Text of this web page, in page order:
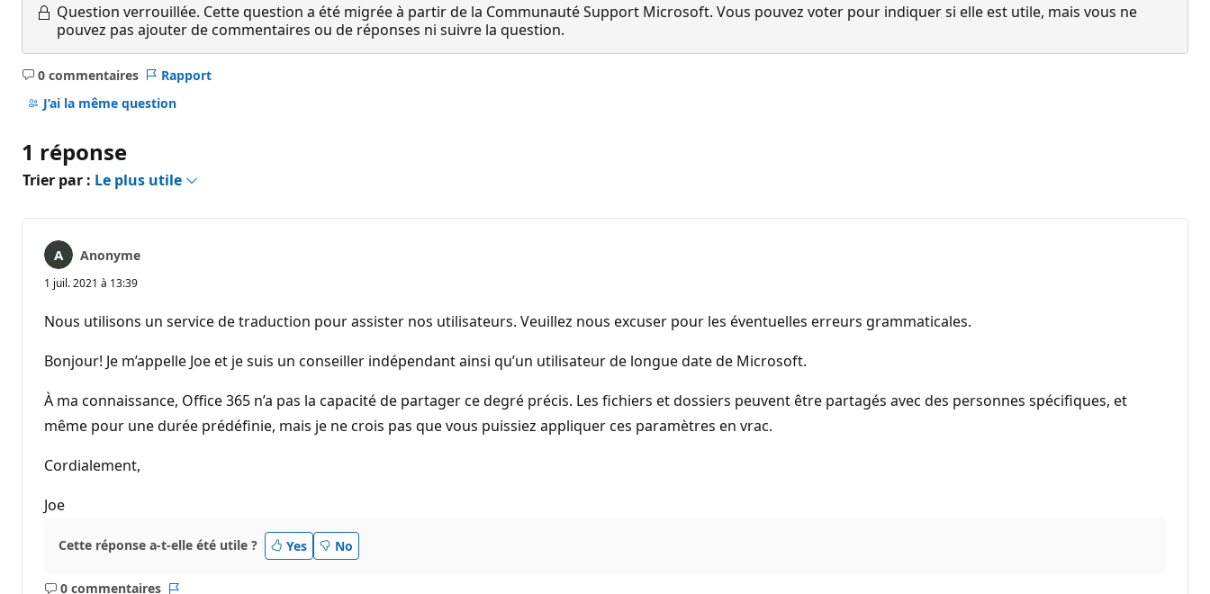
Question verrouillée. Cette question a été migrée à partir de la Communauté Support Microsoft. Vous pouvez voter pour indiquer si elle est utile, mais vous ne
pouvez pas ajouter de commentaires ou de réponses ni suivre la question.
0 commentaires
Aucun
commentaire
Rapport
J’ai la même question
1 réponse
Trier par : Le plus utile
Anonyme
1 juil. 2021 à 13:39
Nous utilisons un service de traduction pour assister nos utilisateurs. Veuillez nous excuser pour les éventuelles erreurs grammaticales.
Bonjour! Je m’appelle Joe et je suis un conseiller indépendant ainsi qu’un utilisateur de longue date de Microsoft.
À ma connaissance, Office 365 n’a pas la capacité de partager ce degré précis. Les fichiers et dossiers peuvent être partagés avec des personnes spécifiques, et
même pour une durée prédéfinie, mais je ne crois pas que vous puissiez appliquer ces paramètres en vrac.
Cordialement,
Joe
Cette réponse a-t-elle été utile ? Yes No
0 commentaires